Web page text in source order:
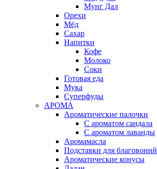
Мунг Дал
Орехи
Мёд
Сахар
Напитки
Кофе
Молоко
Соки
Готовая еда
Мука
Суперфуды
АРОМА
Ароматические палочки
С ароматом сандала
С ароматом лаванды
Аромамасла
Подставки для благовоний
Ароматические конусы